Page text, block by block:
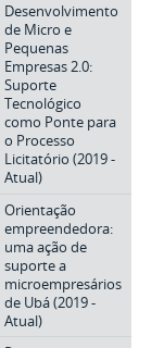
Desenvolvimento
de Micro e
Pequenas
Empresas 2.0:
Suporte
Tecnológico
como Ponte para
o Processo
Licitatório (2019 -
Atual)
Orientação
empreendedora:
uma ação de
suporte a
microempresários
de Ubá (2019 -
Atual)